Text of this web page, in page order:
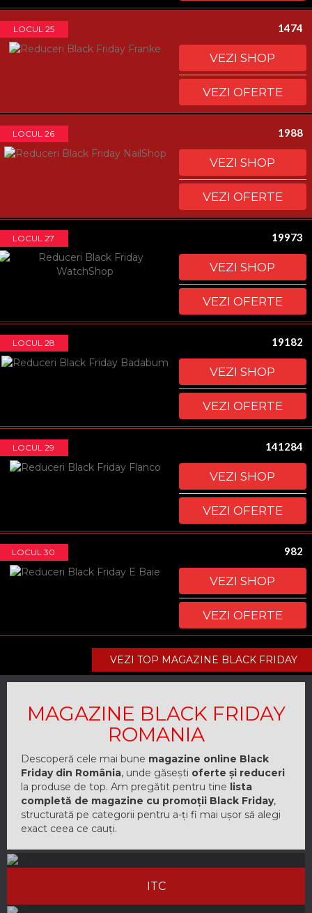
LOCUL 25 1474
VEZI SHOP
VEZI OFERTE
LOCUL 26 1988
VEZI SHOP
VEZI OFERTE
LOCUL 27 19973
VEZI SHOP
VEZI OFERTE
LOCUL 28 19182
VEZI SHOP
VEZI OFERTE
LOCUL 29 141284
VEZI SHOP
VEZI OFERTE
LOCUL 30 982
VEZI SHOP
VEZI OFERTE
VEZI TOP MAGAZINE BLACK FRIDAY
MAGAZINE BLACK FRIDAY
ROMANIA
Descoperă cele mai bune magazine online Black
Friday din România, unde găsești oferte și reduceri
la produse de top. Am pregătit pentru tine lista
completă de magazine cu promoții Black Friday,
structurată pe categorii pentru a-ți fi mai ușor să alegi
exact ceea ce cauți.
ITC